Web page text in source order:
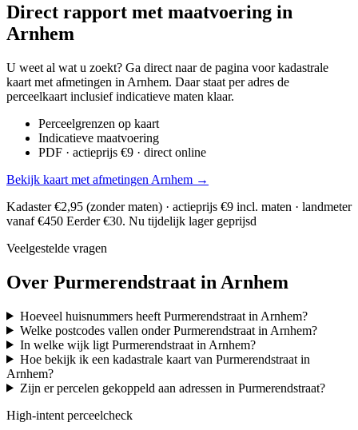
Direct rapport met maatvoering in
Arnhem
U weet al wat u zoekt? Ga direct naar de pagina voor kadastrale
kaart met afmetingen in Arnhem. Daar staat per adres de
perceelkaart inclusief indicatieve maten klaar.
Perceelgrenzen op kaart
Indicatieve maatvoering
PDF · actieprijs €9 · direct online
Bekijk kaart met afmetingen Arnhem →
Kadaster €2,95 (zonder maten) · actieprijs €9 incl. maten · landmeter
vanaf €450 Eerder €30. Nu tijdelijk lager geprijsd
Veelgestelde vragen
Over Purmerendstraat in Arnhem
Hoeveel huisnummers heeft Purmerendstraat in Arnhem?
Welke postcodes vallen onder Purmerendstraat in Arnhem?
In welke wijk ligt Purmerendstraat in Arnhem?
Hoe bekijk ik een kadastrale kaart van Purmerendstraat in
Arnhem?
Zijn er percelen gekoppeld aan adressen in Purmerendstraat?
High-intent perceelcheck